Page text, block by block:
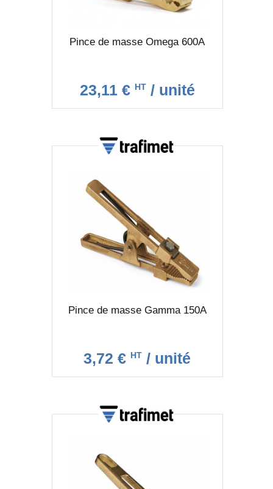
Pince de masse Omega 600A
23,11 € HT/ unité
Pince de masse Gamma 150A
3,72 € HT / unité